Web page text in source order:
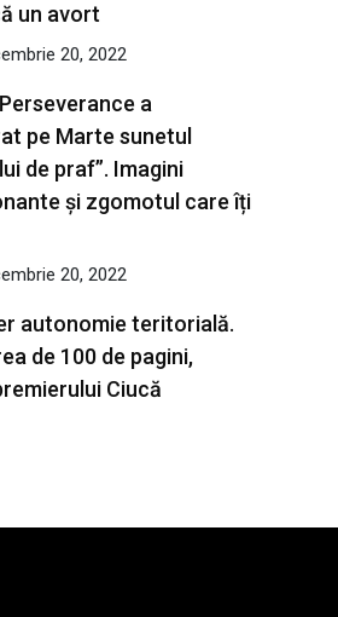
un avort
20, 2022
a
pe Marte sunetul
de praf”. Imagini
și zgomotul care îți
20, 2022
autonomie teritorială.
de 100 de pagini,
Ciucă